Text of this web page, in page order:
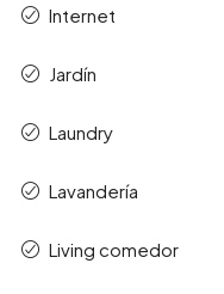
Internet
Jardín
Laundry
Lavandería
Living comedor